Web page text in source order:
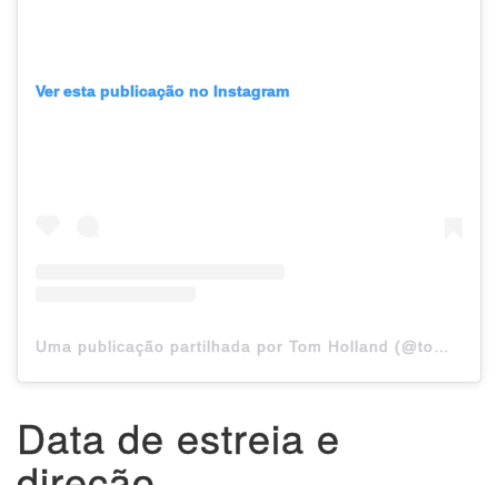
Ver esta publicação no Instagram
Uma publicação partilhada por Tom Holland (@tomholland2013)
Data de estreia e